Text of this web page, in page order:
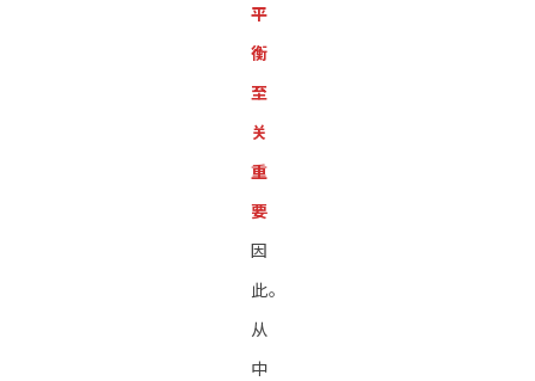
平
衡
至
关
重
要
因
此。
从
中